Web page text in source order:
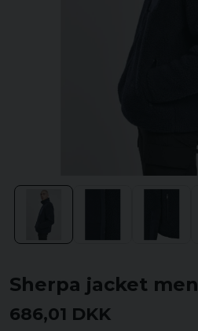
Sherpa jacket men
686,01 DKK